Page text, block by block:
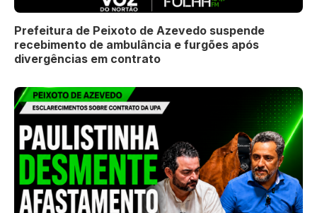
Prefeitura de Peixoto de Azevedo suspende
recebimento de ambulância e furgões após
divergências em contrato